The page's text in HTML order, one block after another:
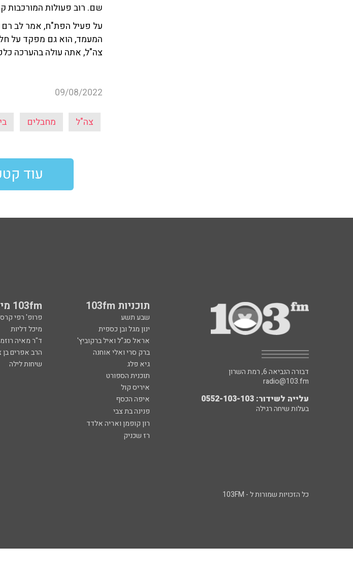
שם. רוב פעולות המורכבות
על פעיל הפת"ח, אמר לב רם
המעמד, הוא גם מפקד על
צה"ל, אתה עולה בהערכה
09/08/2022
צה"ל מחבלים
עוד
תוכניות 103fm 103fm מייעצים
שבע תשע פרופ' רפי
ינון מגל ובן כספית
מיכל דליות
אראל סג"ל ואיל ברקוביץ'
ד"ר מאיה
ברק סרי ואלי אוחנה
הרב אפרים בן
גיא פלג
שיחות לילה
תוכנית הספורט
איריס קול
איפה הכסף
פנינה בת צבי
רון קופמן ואריה אלדד
רז שכניק
דבורה הנביאה 6, רמת השרון
radio@103.fm
עלייה לשידור: 0552-103-103
בעלות שיחה רגילה
כל הזכויות שמורות ל - 103FM